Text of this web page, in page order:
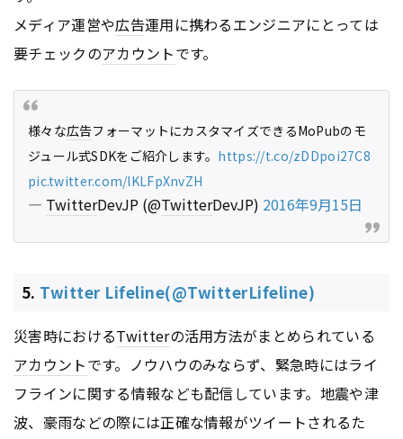
メディア運営や広告運用に携わるエンジニアにとっては
要チェックのアカウントです。
様々な広告フォーマットにカスタマイズできるMoPubのモ
ジュール式SDKをご紹介します。 https://t.co/zDDpoi27C8
pic.twitter.com/lKLFpXnvZH
— TwitterDevJP (@TwitterDevJP) 2016年9月15日
5. Twitter Lifeline(@TwitterLifeline)
災害時におけるTwitterの活用方法がまとめられている
アカウントです。ノウハウのみならず、緊急時にはライ
フラインに関する情報なども配信しています。地震や津
波、豪雨などの際には正確な情報がツイートされるた